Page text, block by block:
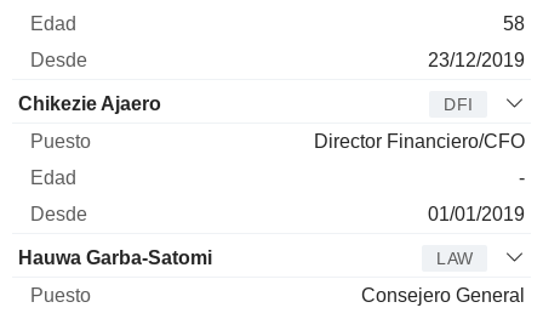
58
23/12/2019
Chikezie Ajaero DFI
Director Financiero/CFO
-
01/01/2019
Hauwa Garba-Satomi LAW
Consejero General